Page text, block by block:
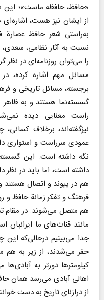
«حافظ، حافظه ماست»؛ این
از ایشان نیز هست،
به‌راستی شعر حافظ عصارة
نسبت به آثار نظامی، سعدی،
را می‌توان روزنامه‌ای در نظر
مسائل مهم اشاره کرده،
برجسته، مسائل تاریخی و
گسسته‌نما هستند و به ظاهر
راست معنایی دیده
نیزگفته‌اند، برخلاف
عمودی سرراست و استواری
نگه داشته است. این
داشته است، اما باید در
هم در پیوند و اتصال هستند
فرهنگ و تفکر زمانة حافظ و
هم متصل می‌شوند. در مقام
مانند قنات‌های ما
جدا می‌بینیم درحالی‌که این
حفر می‌شدند، از زیر به
کیلومتر‌ها دورتر به
اهالی آبادی می‌رسد همان
از درازنای تاریخ به دست